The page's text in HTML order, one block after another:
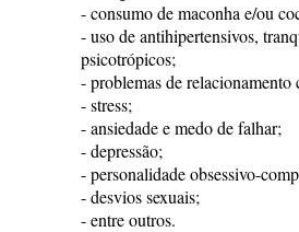
- consumo de maconha e/ou
- uso de antihipertensivos,
psicotrópicos;
- problemas de relacionamento
- stress;
- ansiedade e medo de falhar;
- depressão;
- personalidade obsessivo-
- desvios sexuais;
- entre outros.